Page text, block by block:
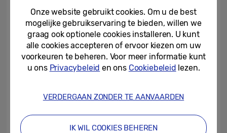
12-01-2026
[CES 2026] Van communicatie
naar begrip… Samsung onthult
de volgende fase van...
Google Gemini op CES 2026
Onze website gebruikt cookies. Om u de best
mogelijke gebruikservaring te bieden, willen we
graag ook optionele cookies installeren. U kunt
alle cookies accepteren of ervoor kiezen om uw
voorkeuren te beheren. Voor meer informatie kunt
u ons Privacybeleid en ons Cookiebeleid lezen.
VERDERGAAN ZONDER TE AANVAARDEN
IK WIL COOKIES BEHEREN